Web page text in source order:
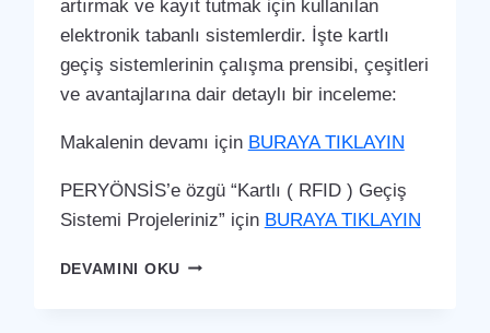
artırmak ve kayıt tutmak için kullanılan
elektronik tabanlı sistemlerdir. İşte kartlı
geçiş sistemlerinin çalışma prensibi, çeşitleri
ve avantajlarına dair detaylı bir inceleme:
Makalenin devamı için BURAYA TIKLAYIN
PERYÖNSİS’e özgü “Kartlı ( RFID ) Geçiş
Sistemi Projeleriniz” için BURAYA TIKLAYIN
DEVAMINI OKUDEFNE